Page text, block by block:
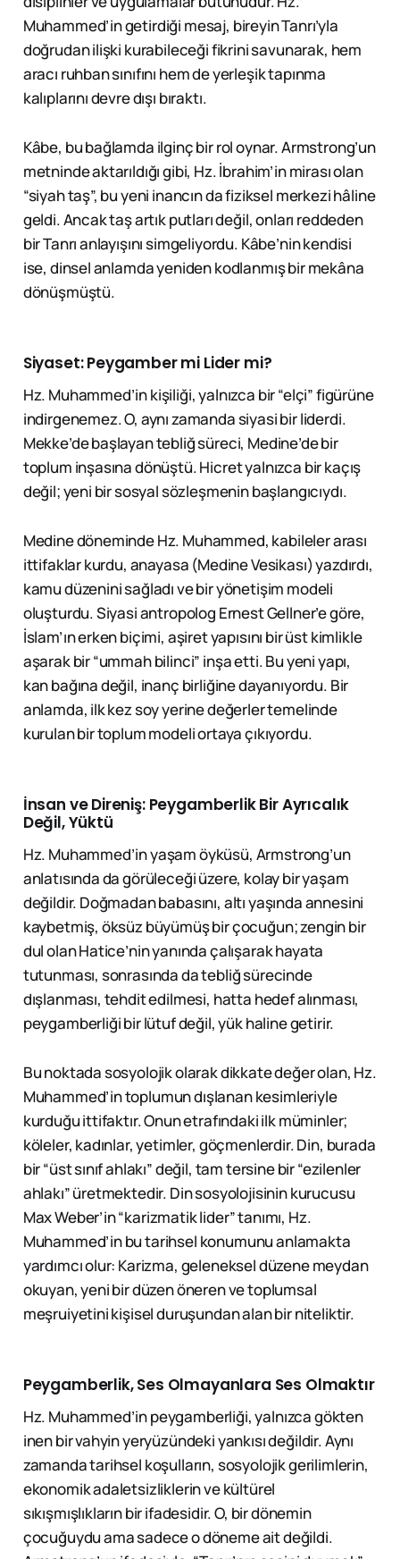
Muhammed’in getirdiği mesaj, bireyin Tanrı’yla
doğrudan ilişki kurabileceği fikrini savunarak, hem
aracı ruhban sınıfını hem de yerleşik tapınma
kalıplarını devre dışı bıraktı.
Kâbe, bu bağlamda ilginç bir rol oynar. Armstrong’un
metninde aktarıldığı gibi, Hz. İbrahim’in mirası olan
“siyah taş”, bu yeni inancın da fiziksel merkezi hâline
geldi. Ancak taş artık putları değil, onları reddeden
bir Tanrı anlayışını simgeliyordu. Kâbe’nin kendisi
ise, dinsel anlamda yeniden kodlanmış bir mekâna
dönüşmüştü.
Siyaset: Peygamber mi Lider mi?
Hz. Muhammed’in kişiliği, yalnızca bir “elçi” figürüne
indirgenemez. O, aynı zamanda siyasi bir liderdi.
Mekke’de başlayan tebliğ süreci, Medine’de bir
toplum inşasına dönüştü. Hicret yalnızca bir kaçış
değil; yeni bir sosyal sözleşmenin başlangıcıydı.
Medine döneminde Hz. Muhammed, kabileler arası
ittifaklar kurdu, anayasa (Medine Vesikası) yazdırdı,
kamu düzenini sağladı ve bir yönetişim modeli
oluşturdu. Siyasi antropolog Ernest Gellner’e göre,
İslam’ın erken biçimi, aşiret yapısını bir üst kimlikle
aşarak bir “ummah bilinci” inşa etti. Bu yeni yapı,
kan bağına değil, inanç birliğine dayanıyordu. Bir
anlamda, ilk kez soy yerine değerler temelinde
kurulan bir toplum modeli ortaya çıkıyordu.
İnsan ve Direniş: Peygamberlik Bir Ayrıcalık
Değil, Yüktü
Hz. Muhammed’in yaşam öyküsü, Armstrong’un
anlatısında da görüleceği üzere, kolay bir yaşam
değildir. Doğmadan babasını, altı yaşında annesini
kaybetmiş, öksüz büyümüş bir çocuğun; zengin bir
dul olan Hatice’nin yanında çalışarak hayata
tutunması, sonrasında da tebliğ sürecinde
dışlanması, tehdit edilmesi, hatta hedef alınması,
peygamberliği bir lütuf değil, yük haline getirir.
Bu noktada sosyolojik olarak dikkate değer olan, Hz.
Muhammed’in toplumun dışlanan kesimleriyle
kurduğu ittifaktır. Onun etrafındaki ilk müminler;
köleler, kadınlar, yetimler, göçmenlerdir. Din, burada
bir “üst sınıf ahlakı” değil, tam tersine bir “ezilenler
ahlakı” üretmektedir. Din sosyolojisinin kurucusu
Max Weber’in “karizmatik lider” tanımı, Hz.
Muhammed’in bu tarihsel konumunu anlamakta
yardımcı olur: Karizma, geleneksel düzene meydan
okuyan, yeni bir düzen öneren ve toplumsal
meşruiyetini kişisel duruşundan alan bir niteliktir.
Peygamberlik, Ses Olmayanlara Ses Olmaktır
Hz. Muhammed’in peygamberliği, yalnızca gökten
inen bir vahyin yeryüzündeki yankısı değildir. Aynı
zamanda tarihsel koşulların, sosyolojik gerilimlerin,
ekonomik adaletsizliklerin ve kültürel
sıkışmışlıkların bir ifadesidir. O, bir dönemin
çocuğuydu ama sadece o döneme ait değildi.